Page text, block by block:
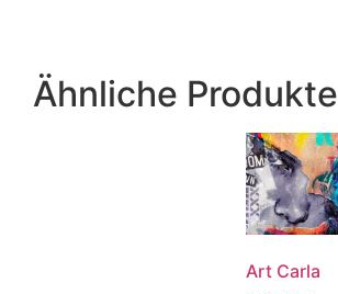
Ähnliche Produkte
Art Carla